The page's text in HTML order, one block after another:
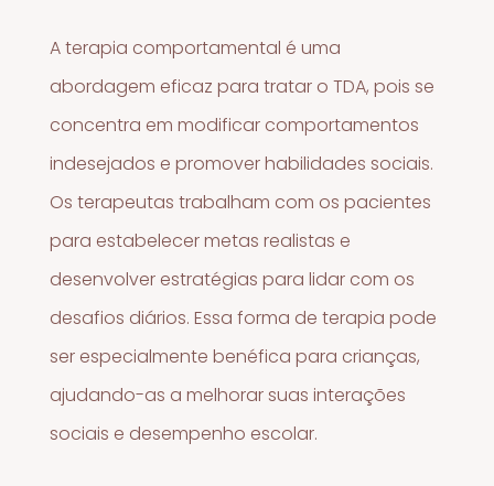
A terapia comportamental é uma
abordagem eficaz para tratar o TDA, pois se
concentra em modificar comportamentos
indesejados e promover habilidades sociais.
Os terapeutas trabalham com os pacientes
para estabelecer metas realistas e
desenvolver estratégias para lidar com os
desafios diários. Essa forma de terapia pode
ser especialmente benéfica para crianças,
ajudando-as a melhorar suas interações
sociais e desempenho escolar.